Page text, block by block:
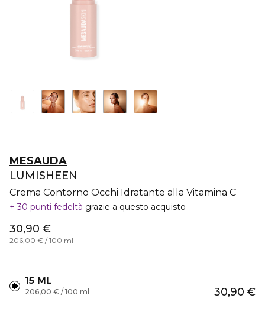
MESAUDA
LUMISHEEN
Crema Contorno Occhi Idratante alla Vitamina C
30 punti fedeltà grazie a questo acquisto
30,90 €
206,00 € / 100 ml
15 ML
30,90 €
206,00 € / 100 ml